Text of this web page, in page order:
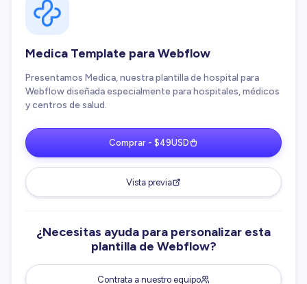
Medica Template para Webflow
Presentamos Medica, nuestra plantilla de hospital para
Webflow diseñada especialmente para hospitales, médicos
y centros de salud.
Comprar - $49USD
Vista previa
¿Necesitas ayuda para personalizar esta
plantilla de Webflow?
Contrata a nuestro equipo